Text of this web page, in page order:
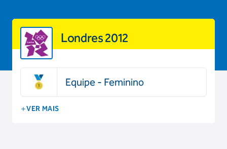
Londres 2012
Equipe - Feminino
VER MAIS